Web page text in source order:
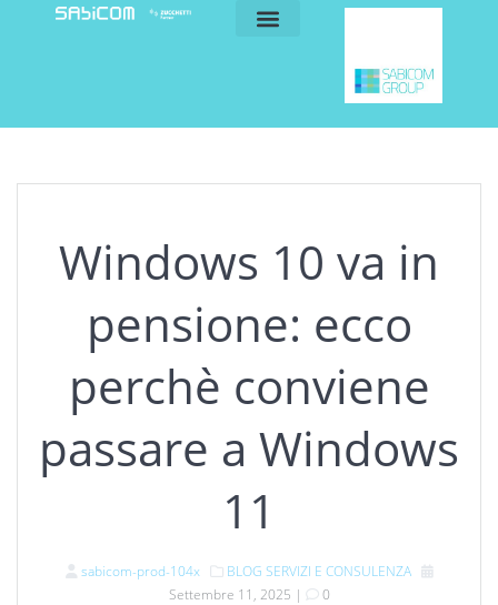
Windows 10 va in
pensione: ecco
perchè conviene
passare a Windows
11
sabicom-prod-104x BLOG SERVIZI E CONSULENZA
Settembre 11, 2025 | 0